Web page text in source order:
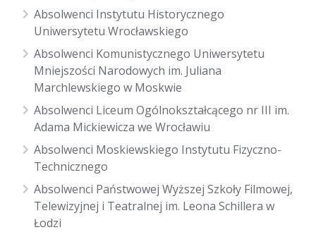
Absolwenci Instytutu Historycznego
Uniwersytetu Wrocławskiego
Absolwenci Komunistycznego Uniwersytetu
Mniejszości Narodowych im. Juliana
Marchlewskiego w Moskwie
Absolwenci Liceum Ogólnokształcącego nr III im.
Adama Mickiewicza we Wrocławiu
Absolwenci Moskiewskiego Instytutu Fizyczno-
Technicznego
Absolwenci Państwowej Wyższej Szkoły Filmowej,
Telewizyjnej i Teatralnej im. Leona Schillera w
Łodzi